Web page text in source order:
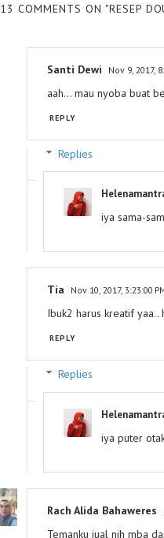
13 COMMENTS ON "RESEP
Santi Dewi Nov 9, 2017,
aah... mau nyoba buat
REPLY
Replies
iya sama-
Tia Nov 10, 2017, 3:23:00
Ibuk2 harus kreatif yaa..
REPLY
Replies
iya puter
Rach Alida Bahaweres
Temanku jual nih mba